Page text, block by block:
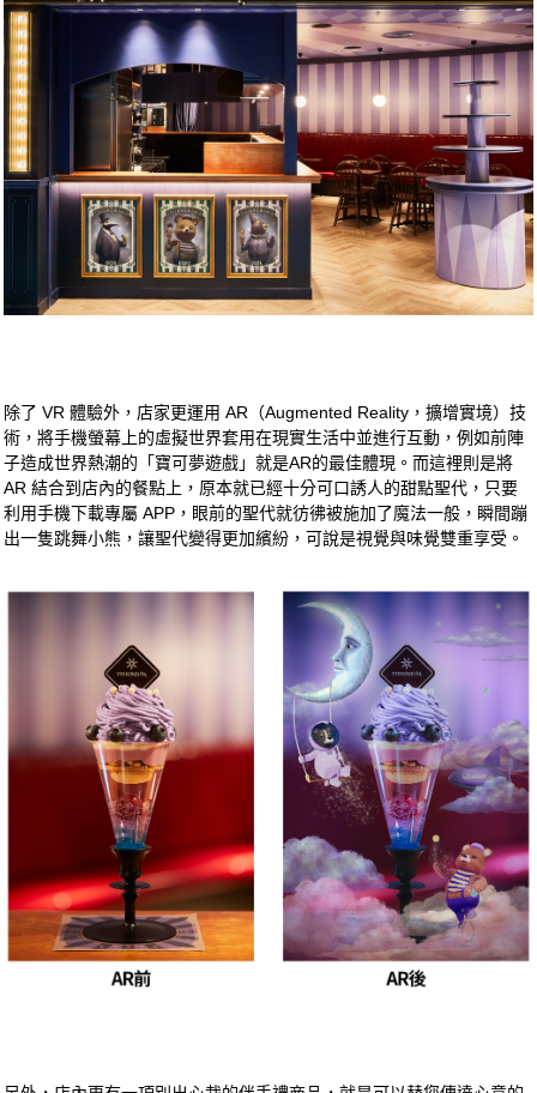
除了 VR 體驗外，店家更運用 AR（Augmented Reality，擴增實境）技
術，將手機螢幕上的虛擬世界套用在現實生活中並進行互動，例如前陣
子造成世界熱潮的「寶可夢遊戲」就是AR的最佳體現。而這裡則是將
AR 結合到店內的餐點上，原本就已經十分可口誘人的甜點聖代，只要
利用手機下載專屬 APP，眼前的聖代就彷彿被施加了魔法一般，瞬間蹦
出一隻跳舞小熊，讓聖代變得更加繽紛，可說是視覺與味覺雙重享受。